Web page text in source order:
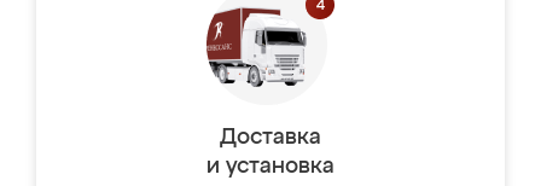
Доставка
и установка